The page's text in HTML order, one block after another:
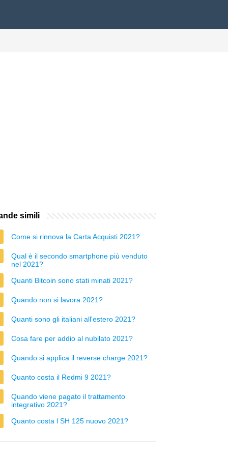
simili
Come si rinnova la Carta Acquisti 2021?
Qual è il secondo smartphone più venduto
nel 2021?
Quanti Bitcoin sono stati minati 2021?
Quando non si lavora 2021?
Quanti sono gli italiani all'estero 2021?
Cosa fare per addio al nubilato 2021?
Quando si applica il reverse charge 2021?
Quanto costa il Redmi 9 2021?
Quando viene pagato il trattamento
integrativo 2021?
Quanto costa l SH 125 nuovo 2021?